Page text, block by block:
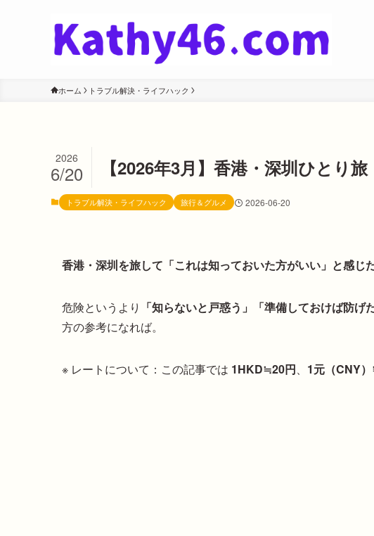
ホーム トラブル解決・ライフハック
【2026年3月】香港・深圳ひとり
2026
6/20
トラブル解決・ライフハック 旅行＆グルメ 2026-06-20
香港・深圳を旅して「これは知っておいた方がいい」と感じ
危険というより 「知らないと戸惑う」「準備しておけば防げた
方の参考になれば。
※ レートについて：この記事では 1HKD≒20円、 1元（CNY